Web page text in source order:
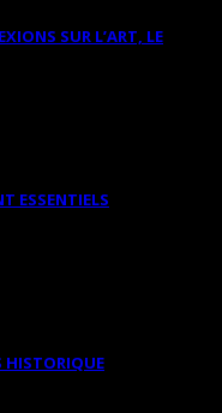
SUR L’ART, LE
ESSENTIELS
HISTORIQUE